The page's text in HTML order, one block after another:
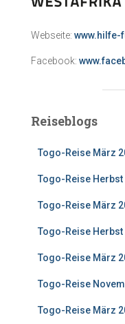
Webseite:
Facebook:
Reiseblogs
Togo-Reise März
Togo-Reise Herbst
Togo-Reise März
Togo-Reise Herbst
Togo-Reise März
Togo-Reise
Togo-Reise März